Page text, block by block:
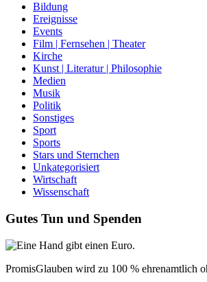
Bildung
Ereignisse
Events
Film | Fernsehen | Theater
Kirche
Kunst | Literatur | Philosophie
Medien
Musik
Politik
Sonstiges
Sport
Sports
Stars und Sternchen
Unkategorisiert
Wirtschaft
Wissenschaft
Gutes Tun und Spenden
PromisGlauben wird zu 100 % ehrenamtlich